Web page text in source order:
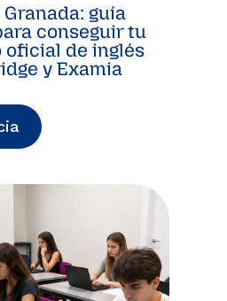
guía
conseguir tu
de inglés
y Examia